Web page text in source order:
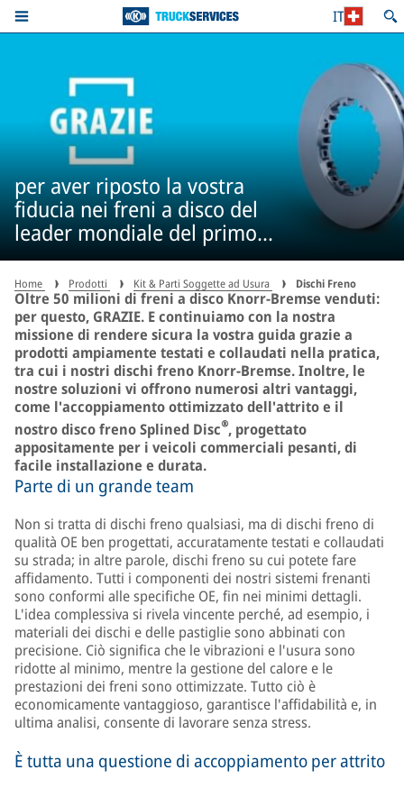
IT
per aver riposto la vostra
fiducia nei freni a disco del
leader mondiale del primo
equipaggiamento* - più di 50
milioni di volte
Home Prodotti Kit & Parti Soggette ad Usura Dischi Freno
Oltre 50 milioni di freni a disco Knorr-Bremse venduti:
per questo, GRAZIE. E continuiamo con la nostra
missione di rendere sicura la vostra guida grazie a
prodotti ampiamente testati e collaudati nella pratica,
tra cui i nostri dischi freno Knorr-Bremse. Inoltre, le
nostre soluzioni vi offrono numerosi altri vantaggi,
come l'accoppiamento ottimizzato dell'attrito e il
nostro disco freno Splined Disc®, progettato
appositamente per i veicoli commerciali pesanti, di
facile installazione e durata.
Parte di un grande team
Non si tratta di dischi freno qualsiasi, ma di dischi freno di
qualità OE ben progettati, accuratamente testati e collaudati
su strada; in altre parole, dischi freno su cui potete fare
affidamento. Tutti i componenti dei nostri sistemi frenanti
sono conformi alle specifiche OE, fin nei minimi dettagli.
L'idea complessiva si rivela vincente perché, ad esempio, i
materiali dei dischi e delle pastiglie sono abbinati con
precisione. Ciò significa che le vibrazioni e l'usura sono
ridotte al minimo, mentre la gestione del calore e le
prestazioni dei freni sono ottimizzate. Tutto ciò è
economicamente vantaggioso, garantisce l'affidabilità e, in
ultima analisi, consente di lavorare senza stress.
È tutta una questione di accoppiamento per attrito